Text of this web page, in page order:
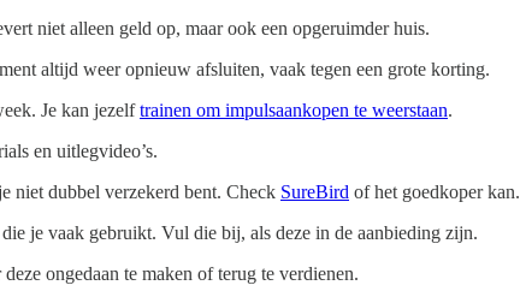
niet alleen geld op, maar ook een opgeruimder huis.
altijd weer opnieuw afsluiten, vaak tegen een grote korting.
Je kan jezelftrainen om impulsaankopen te weerstaan.
en uitlegvideo’s.
niet dubbel verzekerd bent. Check SureBird of het goedkoper kan.
je vaak gebruikt. Vul die bij, als deze in de aanbieding zijn.
ongedaan te maken of terug te verdienen.